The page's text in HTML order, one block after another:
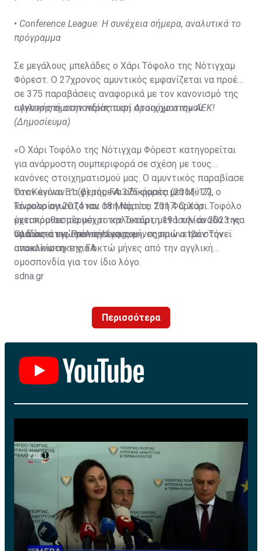
• Conference League: Η συνέχεια σήμερα, αναλυτικά το
πρόγραμμα
Σε μεγάλους μπελάδες ο Χάρι Τόφολο της Νότιγχαμ
Φόρεστ. Ο 27χρονος αμυντικός εμφανίζεται να προέβη
σε 375 παραβάσεις αναφορικά με τον κανονισμό της
αγγλικής ομοσπονδίας περί στοιχηματισμού.
•Ανατροπή στην περίπτωση Αραούχο στην ΑΕΚ!
(Δημοσίευμα)
«Ο Χάρι Τοφόλο της Νότιγχαμ Φόρεστ κατηγορείται
για ανάρμοστη συμπεριφορά σε σχέση με τους
κανόνες στοιχηματισμού μας. Ο αμυντικός παραβίασε
τον Κανόνα Ε1 (β) της FA 375 φορές μεταξύ 22
Ιανουαρίου 2014 και 18 Μαρτίου 2017. Ο Χάρι Τοφόλο
έχει προθεσμία μέχρι την Τετάρτη 19 Ιουλίου 2023 για
να δώσει τις απαντήσεις του», σημειώνεται στην
ανακοίνωση της FA.
Όταν έγιναν τα φερόμενα αδικήματα (2014-17), ο
Τόφολο αγωνιζόταν στη Νόριτς. Στη Φόρεστ
μετακόμισε πέρυσι το καλοκαίρι, μετά την άνοδο της
ομάδας στην Premier League.
Όλα αυτά ενώ μόλις λίγους μήνες πριν ο Ιβάν Τόνεϊ
αποκλείστηκε για οκτώ μήνες από την αγγλική
ομοσπονδία για τον ίδιο λόγο.
sdna.gr
Περισσότερα